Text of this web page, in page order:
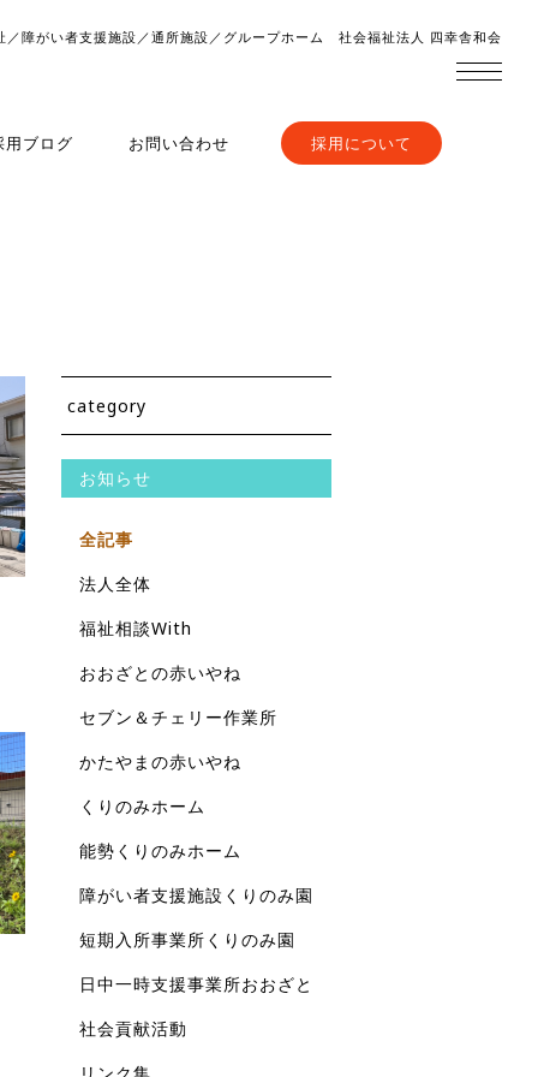
／障がい者支援施設／通所施設／グループホーム 社会福祉法人 四幸舎和会
用ブログ お問い合わせ 採用について
category
お知らせ
全記事
法人全体
福祉相談With
おおざとの赤いやね
セブン＆チェリー作業所
かたやまの赤いやね
くりのみホーム
能勢くりのみホーム
障がい者支援施設くりのみ園
短期入所事業所くりのみ園
日中一時支援事業所おおざと
社会貢献活動